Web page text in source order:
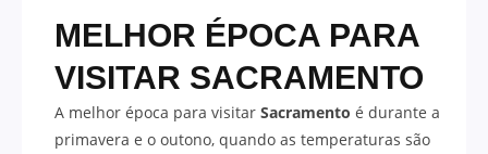
MELHOR ÉPOCA PARA
VISITAR SACRAMENTO
A melhor época para visitar Sacramento é durante a
primavera e o outono, quando as temperaturas são